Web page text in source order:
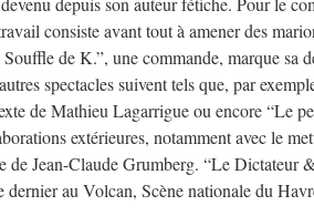
consiste avant tout à amener des
de K.”, une commande, marque sa
spectacles suivent tels que, par
de Mathieu Lagarrigue ou encore “Le
extérieures, notamment avec le
de Jean-Claude Grumberg. “Le Dictateur
dernier au Volcan, Scène nationale du